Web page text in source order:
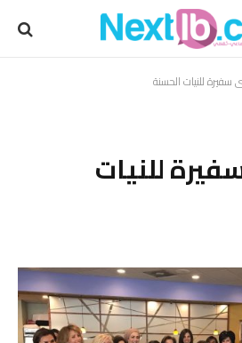
سفيرة للنيات الحسنة
للنيات